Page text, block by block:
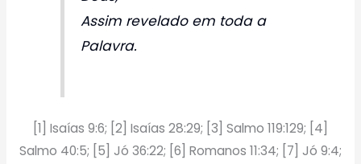
Assim revelado em toda a
Palavra.
[1] Isaías 9:6; [2] Isaías 28:29; [3] Salmo 119:129; [4]
Salmo 40:5; [5] Jó 36:22; [6] Romanos 11:34; [7] Jó 9:4;